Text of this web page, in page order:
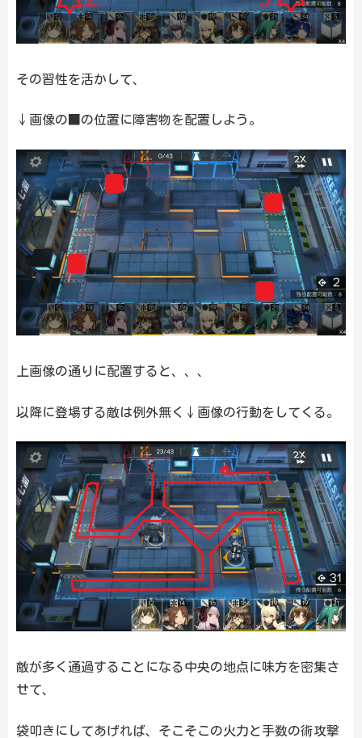
その習性を活かして、
↓画像の■の位置に障害物を配置しよう。
上画像の通りに配置すると、、、
以降に登場する敵は例外無く↓画像の行動をしてくる。
敵が多く通過することになる中央の地点に味方を密集さ
せて、
袋叩きにしてあげれば、そこそこの火力と手数の術攻撃